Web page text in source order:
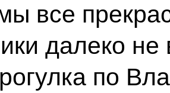
все
далеко
по